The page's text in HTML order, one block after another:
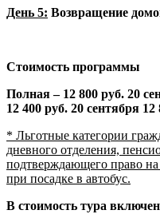
День 5: Возвращение
Стоимость программы
Полная – 12 800 руб. 20
12 400 руб. 20 сентября 12
* Льготные категории
дневного отделения,
подтверждающего право на
при посадке в автобус.
В стоимость тура